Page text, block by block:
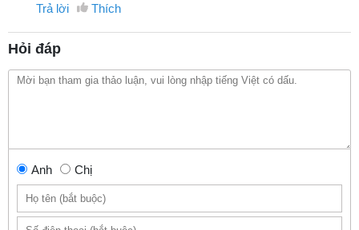
Trả lời
Thích
Hỏi đáp
Anh Chị